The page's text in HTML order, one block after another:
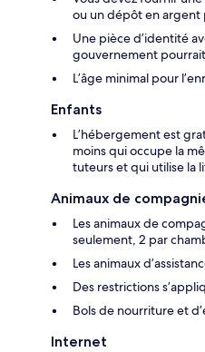
ou un dépôt en argent
Une pièce d’identité
gouvernement
L’âge minimal pour
Enfants
L’hébergement est
moins qui occupe la
tuteurs et qui utilise la
Animaux de
Les animaux de
seulement, 2 par
Les animaux
Des restrictions
Bols de nourriture et
Internet